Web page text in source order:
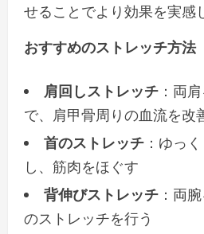
せることでより効果を実感
おすすめのストレッチ方法
肩回しストレッチ ：両
で、肩甲骨周りの血流を改
首のストレッチ ：ゆっ
し、筋肉をほぐす
背伸びストレッチ ：両
のストレッチを行う